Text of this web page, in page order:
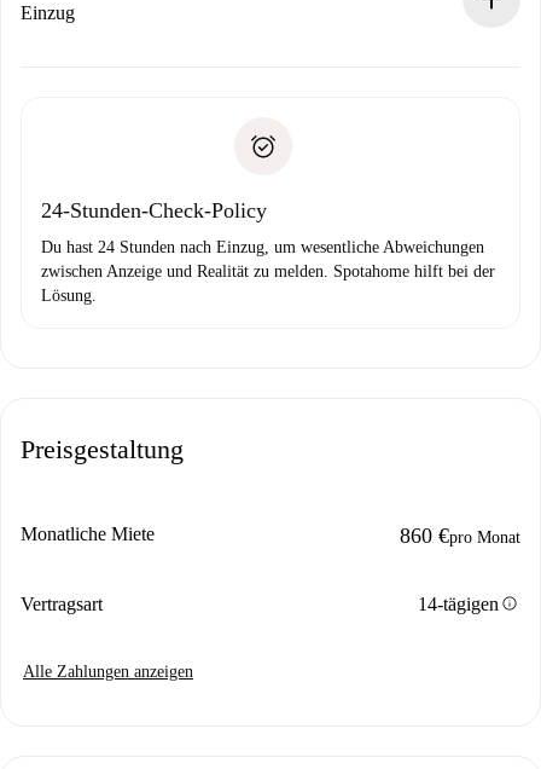
Wenn der Vermieter ablehnen muss, entstehen keine
Einzug
24-Stunden-Check-Policy
Du hast 24 Stunden nach Einzug, um wesentliche Abweichungen
zwischen Anzeige und Realität zu melden. Spotahome hilft bei der
Lösung.
Preisgestaltung
Monatliche Miete 860 €pro Monat
Vertragsart 14-tägigen info
Alle Zahlungen anzeigen